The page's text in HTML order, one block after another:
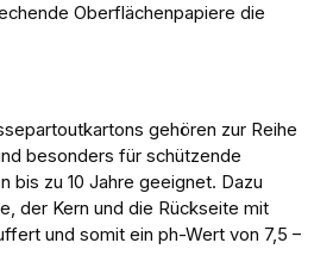
Oberflächenpapiere die
gehören zur Reihe
besonders für schützende
bis zu 10 Jahre geeignet. Dazu
der Kern und die Rückseite mit
und somit ein ph-Wert von 7,5 –